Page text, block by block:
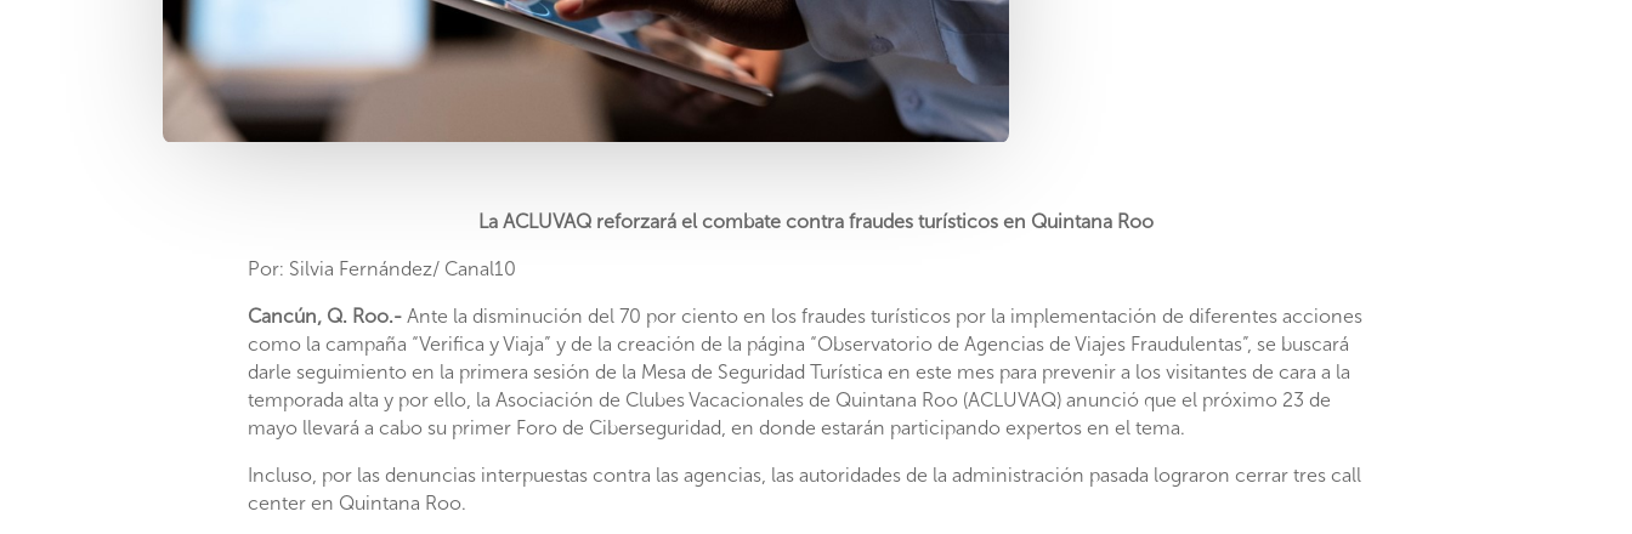
La ACLUVAQ reforzará el combate contra fraudes turísticos en Quintana Roo
Por: Silvia Fernández/ Canal10
Cancún, Q. Roo.-Ante la disminución del 70 por ciento en los fraudes turísticos por la implementación de diferentes acciones
como la campaña “Verifica y Viaja” y de la creación de la página “Observatorio de Agencias de Viajes Fraudulentas”, se buscará
darle seguimiento en la primera sesión de la Mesa de Seguridad Turística en este mes para prevenir a los visitantes de cara a la
temporada alta y por ello, la Asociación de Clubes Vacacionales de Quintana Roo (ACLUVAQ) anunció que el próximo 23 de
mayo llevará a cabo su primer Foro de Ciberseguridad, en donde estarán participando expertos en el tema.
Incluso, por las denuncias interpuestas contra las agencias, las autoridades de la administración pasada lograron cerrar tres call
center en Quintana Roo.